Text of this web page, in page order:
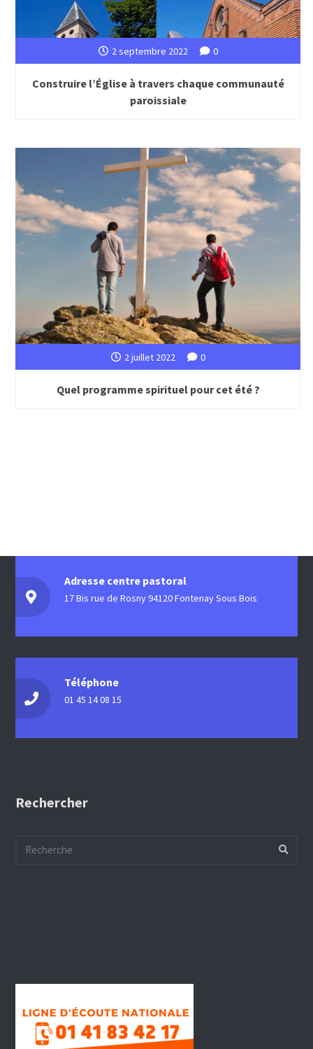
2 septembre 2022 0
Construire l’Église à travers chaque communauté
paroissiale
2 juillet 2022 0
Quel programme spirituel pour cet été ?
Adresse centre pastoral
17 Bis rue de Rosny 94120 Fontenay Sous Bois
Téléphone
01 45 14 08 15
Rechercher